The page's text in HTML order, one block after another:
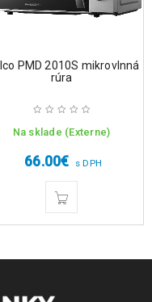
PMD 2010S mikrovlnná
rúra
Na sklade (Externe)
66.00€ s DPH